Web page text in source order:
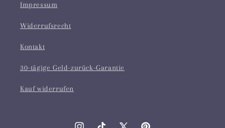
Impressum
Widerrufsrecht
Kontakt
30-tägige Geld-zurück-Garantie
Kauf widerrufen